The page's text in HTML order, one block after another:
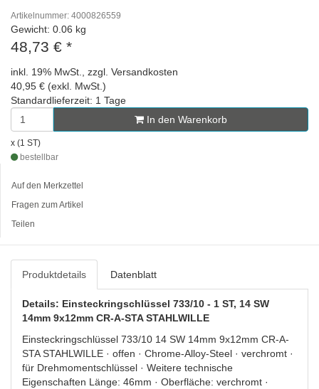
Artikelnummer: 4000826559
Gewicht: 0.06 kg
48,73 € *
inkl. 19% MwSt., zzgl. Versandkosten
40,95 € (exkl. MwSt.)
Standardlieferzeit: 1 Tage
In den Warenkorb
x (1 ST)
bestellbar
Auf den Merkzettel
Fragen zum Artikel
Teilen
Produktdetails Datenblatt
Details: Einsteckringschlüssel 733/10 - 1 ST, 14 SW
14mm 9x12mm CR-A-STA STAHLWILLE
Einsteckringschlüssel 733/10 14 SW 14mm 9x12mm CR-A-
STA STAHLWILLE · offen · Chrome-Alloy-Steel · verchromt ·
für Drehmomentschlüssel · Weitere technische
Eigenschaften Länge: 46mm · Oberfläche: verchromt ·